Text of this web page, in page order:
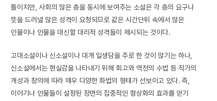
틀이지만, 사회의 많은 층을 동시에 보여주는 소설은 각 층의 요구나
뜻을 드러낼 많은 성격이 요청되므로 같은 시간단위 속에서 많은
인물이나 인물을 대신할 대리적 성격들이 제시되는 것이다.
고대소설이나 신소설이나 대개 일생담을 주로 한 것이 많기는 하나,
신소설에서는 현실감을 나타내기 위해 회고와 역전의 수법 등 작가의
개성과 창의에 따라 매우 다양한 화법의 형태가 선보이고 있다. 즉,
이야기나 인물들이 설정된 장면의 집중적인 형상화의 효과를 얻기